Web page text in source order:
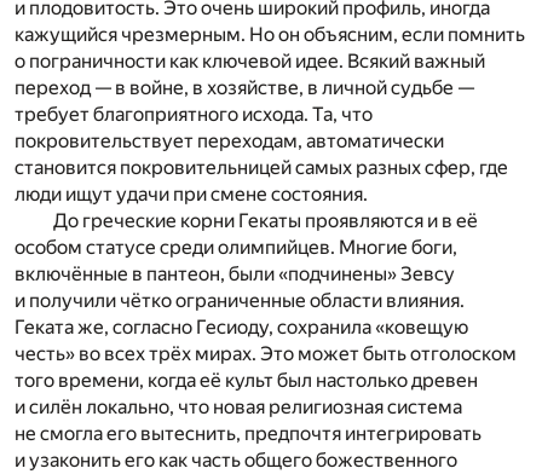
и плодовитость. Это очень широкий профиль, иногда
кажущийся чрезмерным. Но он объясним, если помнить
о пограничности как ключевой идее. Всякий важный
переход — в войне, в хозяйстве, в личной судьбе —
требует благоприятного исхода. Та, что
покровительствует переходам, автоматически
становится покровительницей самых разных сфер, где
люди ищут удачи при смене состояния.
До греческие корни Гекаты проявляются и в её
особом статусе среди олимпийцев. Многие боги,
включённые в пантеон, были «подчинены» Зевсу
и получили чётко ограниченные области влияния.
Геката же, согласно Гесиоду, сохранила «ковещую
честь» во всех трёх мирах. Это может быть отголоском
того времени, когда её культ был настолько древен
и силён локально, что новая религиозная система
не смогла его вытеснить, предпочтя интегрировать
и узаконить его как часть общего божественного